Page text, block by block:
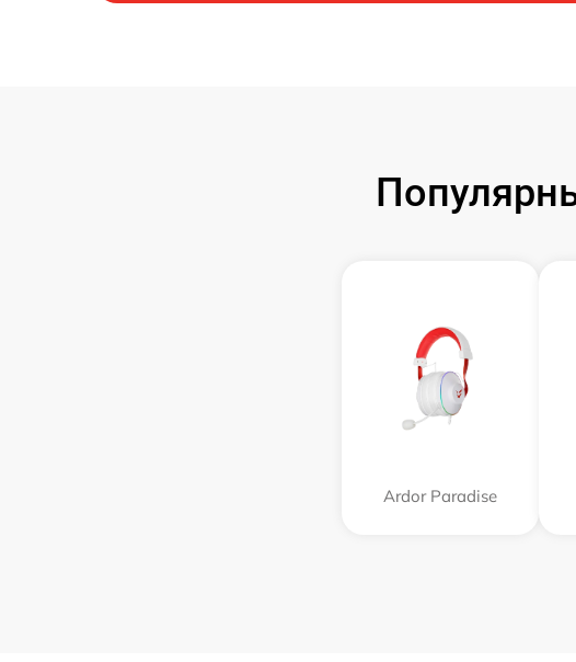
Ardor Paradise